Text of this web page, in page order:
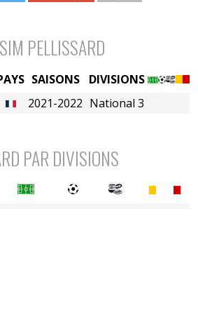
PELLISSARD
SAISONS
DIVISIONS
2021-2022 National 3
PAR DIVISIONS